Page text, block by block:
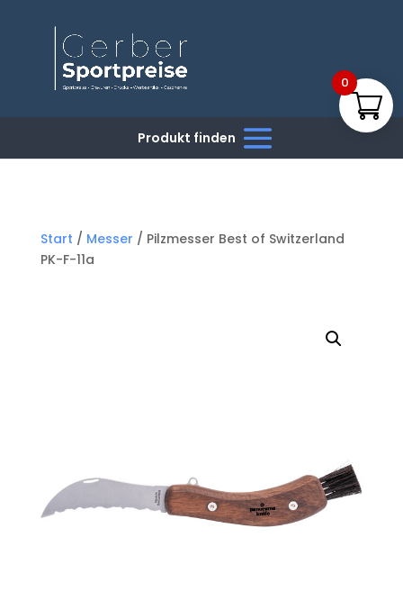
Start / Messer / Pilzmesser Best of Switzerland
PK-F-11a
0